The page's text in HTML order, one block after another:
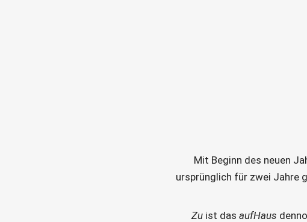
Mit Beginn des neuen
ursprünglich für zwei Jahre
Zu ist das aufHaus